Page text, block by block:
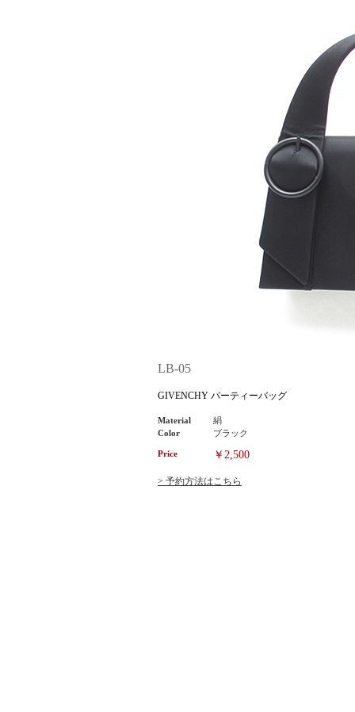
LB-05
GIVENCHY パーティーバッグ
Material
絹
Color
ブラック
Price ￥2,500
> 予約方法はこちら